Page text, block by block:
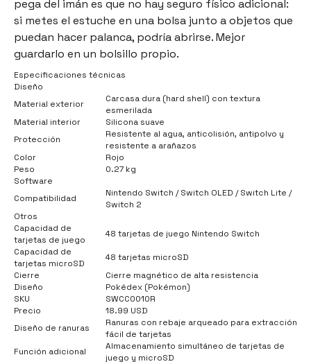
pega del imán es que no hay seguro físico adicional:
si metes el estuche en una bolsa junto a objetos que
puedan hacer palanca, podría abrirse. Mejor
guardarlo en un bolsillo propio.
Especificaciones técnicas
Diseño
Material exterior
Carcasa dura (hard shell) con textura
esmerilada
Material interior
Silicona suave
Protección
Resistente al agua, anticolisión, antipolvo y
resistente a arañazos
Color
Rojo
Peso
0.27 kg
Software
Compatibilidad
Nintendo Switch / Switch OLED / Switch Lite /
Switch 2
Otros
Capacidad de
tarjetas de juego
48 tarjetas de juego Nintendo Switch
Capacidad de
tarjetas microSD
48 tarjetas microSD
Cierre
Cierre magnético de alta resistencia
Diseño
Pokédex (Pokémon)
SKU
SWCC0010R
Precio
18.99 USD
Diseño de ranuras
Ranuras con rebaje arqueado para extracción
fácil de tarjetas
Función adicional
Almacenamiento simultáneo de tarjetas de
juego y microSD